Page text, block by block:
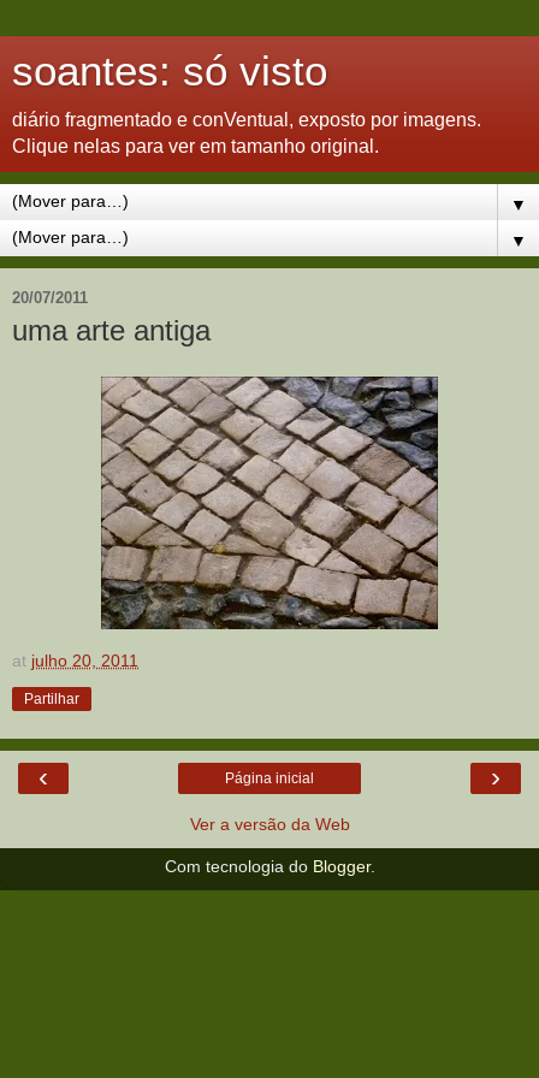
soantes: só visto
diário fragmentado e conVentual, exposto por imagens.
Clique nelas para ver em tamanho original.
▼
▼
20/07/2011
uma arte antiga
at julho 20, 2011
Partilhar
‹ ›
Página inicial
Ver a versão da Web
Com tecnologia do Blogger.